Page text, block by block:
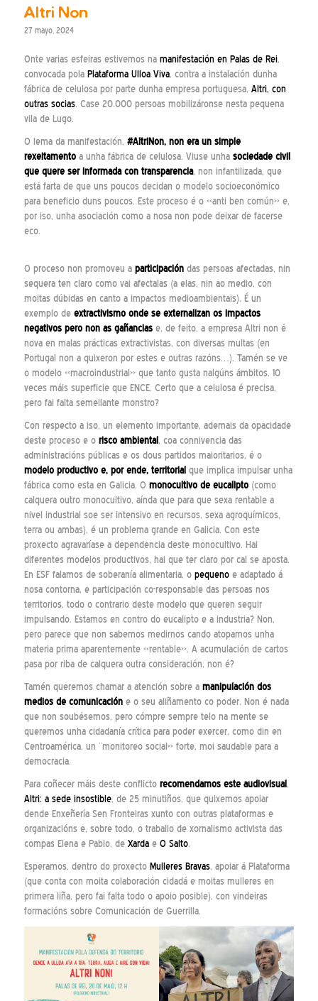
Altri Non
27 mayo, 2024
Onte varias esfeiras estivemos na manifestación en Palas de Rei,
convocada pola Plataforma Ulloa Viva, contra a instalación dunha
fábrica de celulosa por parte dunha empresa portuguesa, Altri, con
outras socias. Case 20.000 persoas mobilizáronse nesta pequena
vila de Lugo.
O lema da manifestación, #AltriNon, non era un simple
rexeitamentoa unha fábrica de celulosa. Viuse unha sociedade civil
que quere ser informada con transparencia, non infantilizada, que
está farta de que uns poucos decidan o modelo socioeconómico
para beneficio duns poucos. Este proceso é o «anti ben común» e,
por iso, unha asociación como a nosa non pode deixar de facerse
eco.
O proceso non promoveu a participacióndas persoas afectadas, nin
sequera ten claro como vai afectalas (a elas, nin ao medio, con
moitas dúbidas en canto a impactos medioambientais). É un
exemplo de extractivismo onde se externalizan os impactos
negativos pero non as gañanciase, de feito, a empresa Altri non é
nova en malas prácticas extractivistas, con diversas multas (en
Portugal non a quixeron por estes e outras razóns…). Tamén se ve
o modelo «macroindustrial» que tanto gusta nalgúns ámbitos. 10
veces máis superficie que ENCE. Certo que a celulosa é precisa,
pero fai falta semellante monstro?
Con respecto a iso, un elemento importante, ademais da opacidade
deste proceso e o risco ambiental , coa connivencia das
administracións públicas e os dous partidos maioritarios, é o
modelo productivo e, por ende, territorial que implica impulsar unha
fábrica como esta en Galicia. O monocultivo de eucalipto(como
calquera outro monocultivo, aínda que para que sexa rentable a
nivel industrial soe ser intensivo en recursos, sexa agroquímicos,
terra ou ambas), é un problema grande en Galicia. Con este
proxecto agravaríase a dependencia deste monocultivo. Hai
diferentes modelos productivos, hai que ter claro por cal se aposta.
En ESF falamos de soberanía alimentaria, o pequenoe adaptado á
nosa contorna, e participación co-responsable das persoas nos
territorios, todo o contrario deste modelo que queren seguir
impulsando. Estamos en contro do eucalipto e a industria? Non,
pero parece que non sabemos medirnos cando atopamos unha
materia prima aparentemente «rentable». A acumulación de cartos
pasa por riba de calquera outra consideración, non é?
Tamén queremos chamar a atención sobre a manipulación dos
medios de comunicacióne o seu aliñamento co poder. Non é nada
que non soubésemos, pero cómpre sempre telo na mente se
queremos unha cidadanía crítica para poder exercer, como din en
Centroamérica, un ¨monitoreo social» forte, moi saudable para a
democracia.
Para coñecer máis deste conflicto recomendamos este audiovisual,
Altri: a sede insostible, de 25 minutiños, que quixemos apoiar
dende Enxeñería Sen Fronteiras xunto con outras plataformas e
organizacións e, sobre todo, o traballo de xornalismo activista das
compas Elena e Pablo, de Xardae O Salto.
Esperamos, dentro do proxecto Mulleres Bravas, apoiar á Plataforma
(que conta con moita colaboración cidadá e moitas mulleres en
primera liña, pero fai falta todo o apoio posible), con vindeiras
formacións sobre Comunicación de Guerrilla.